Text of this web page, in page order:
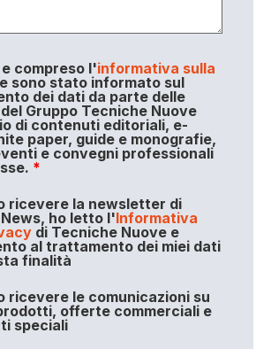
compreso l'informativa sulla
sono stato informato sul
dei dati da parte delle
Gruppo Tecniche Nuove
di contenuti editoriali, e-
paper, guide e monografie,
e convegni professionali
*
ricevere la newsletter di
ho letto l'Informativa
di Tecniche Nuove e
al trattamento dei miei dati
finalità
ricevere le comunicazioni su
offerte commerciali e
speciali